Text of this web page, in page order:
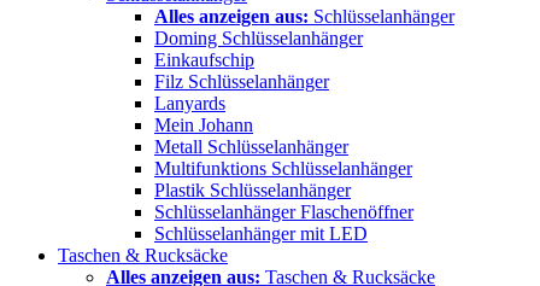
Alles anzeigen aus: Schlüsselanhänger
Doming Schlüsselanhänger
Einkaufschip
Filz Schlüsselanhänger
Lanyards
Mein Johann
Metall Schlüsselanhänger
Multifunktions Schlüsselanhänger
Plastik Schlüsselanhänger
Schlüsselanhänger Flaschenöffner
Schlüsselanhänger mit LED
Taschen & Rucksäcke
Alles anzeigen aus: Taschen & Rucksäcke